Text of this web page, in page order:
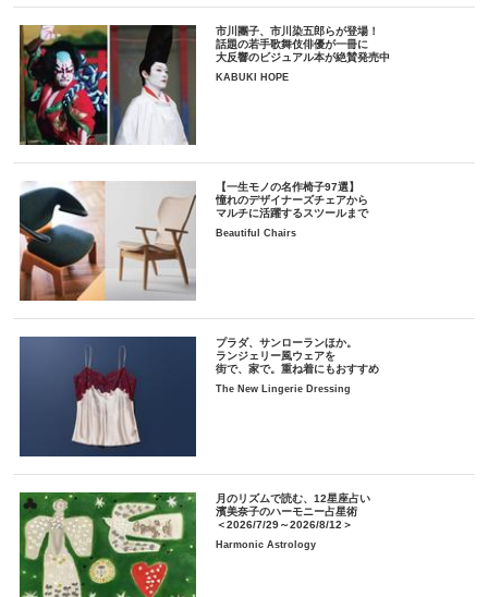
市川團子、市川染五郎らが登場！
話題の若手歌舞伎俳優が一冊に
大反響のビジュアル本が絶賛発売中
KABUKI HOPE
【一生モノの名作椅子97選】
憧れのデザイナーズチェアから
マルチに活躍するスツールまで
Beautiful Chairs
プラダ、サンローランほか。
ランジェリー風ウェアを
街で、家で。重ね着にもおすすめ
The New Lingerie Dressing
月のリズムで読む、12星座占い
濱美奈子のハーモニー占星術
＜2026/7/29～2026/8/12＞
Harmonic Astrology